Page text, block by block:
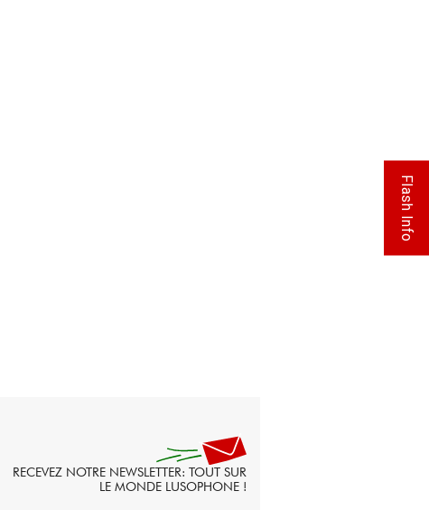
RECEVEZ NOTRE NEWSLETTER: TOUT SUR
LE MONDE LUSOPHONE !
Flash Info